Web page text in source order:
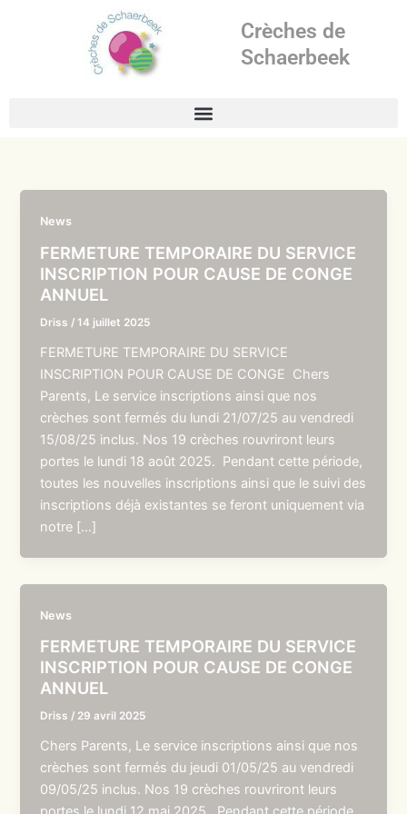
Crèches de
Schaerbeek
News
FERMETURE TEMPORAIRE DU SERVICE
INSCRIPTION POUR CAUSE DE CONGE
ANNUEL
Driss /14 juillet 2025
FERMETURE TEMPORAIRE DU SERVICE
INSCRIPTION POUR CAUSE DE CONGE Chers
Parents, Le service inscriptions ainsi que nos
crèches sont fermés du lundi 21/07/25 au vendredi
15/08/25 inclus. Nos 19 crèches rouvriront leurs
portes le lundi 18 août 2025. Pendant cette période,
toutes les nouvelles inscriptions ainsi que le suivi des
inscriptions déjà existantes se feront uniquement via
notre […]
News
FERMETURE TEMPORAIRE DU SERVICE
INSCRIPTION POUR CAUSE DE CONGE
ANNUEL
Driss / 29 avril 2025
Chers Parents, Le service inscriptions ainsi que nos
crèches sont fermés du jeudi 01/05/25 au vendredi
09/05/25 inclus. Nos 19 crèches rouvriront leurs